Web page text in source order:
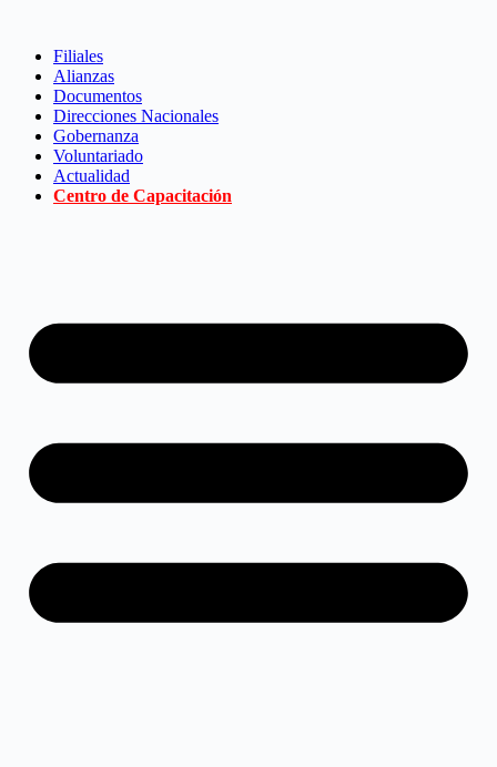
contenidoFiliales
Alianzas
Documentos
Direcciones Nacionales
Gobernanza
Voluntariado
Actualidad
Centro de Capacitación